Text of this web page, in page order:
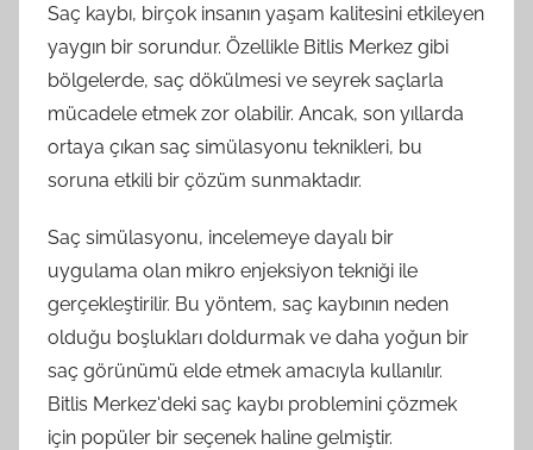
Saç kaybı, birçok insanın yaşam kalitesini etkileyen
yaygın bir sorundur. Özellikle Bitlis Merkez gibi
bölgelerde, saç dökülmesi ve seyrek saçlarla
mücadele etmek zor olabilir. Ancak, son yıllarda
ortaya çıkan saç simülasyonu teknikleri, bu
soruna etkili bir çözüm sunmaktadır.
Saç simülasyonu, incelemeye dayalı bir
uygulama olan mikro enjeksiyon tekniği ile
gerçekleştirilir. Bu yöntem, saç kaybının neden
olduğu boşlukları doldurmak ve daha yoğun bir
saç görünümü elde etmek amacıyla kullanılır.
Bitlis Merkez'deki saç kaybı problemini çözmek
için popüler bir seçenek haline gelmiştir.